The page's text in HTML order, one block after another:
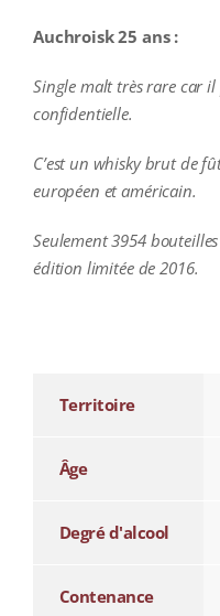
Auchroisk 25 ans :
Single malt très rare car
confidentielle.
C’est un whisky brut de
européen et américain.
Seulement 3954
édition limitée de 2016.
Territoire
Âge
Degré d'alcool
Contenance